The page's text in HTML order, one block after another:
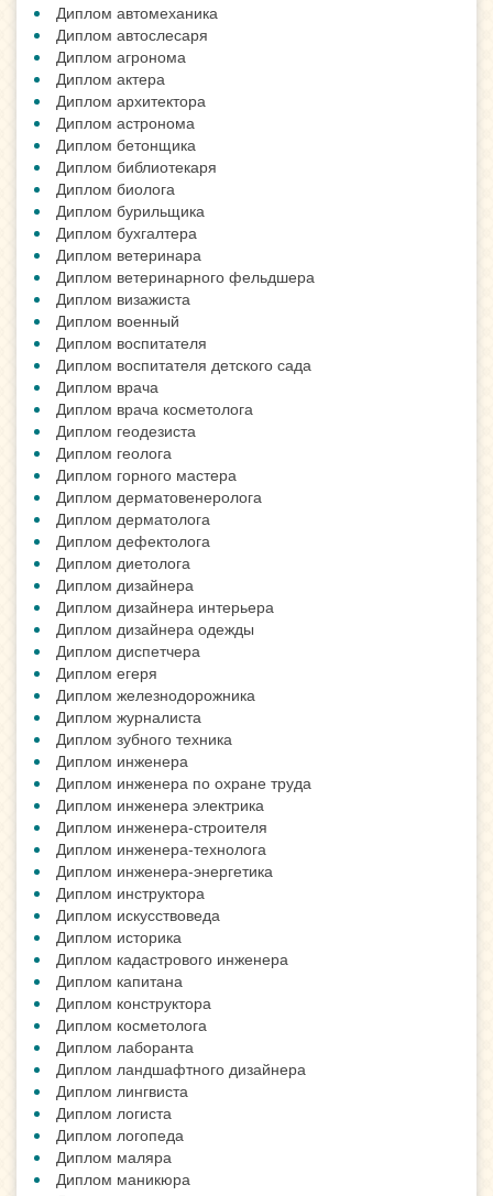
Диплом автомеханика
Диплом автослесаря
Диплом агронома
Диплом актера
Диплом архитектора
Диплом астронома
Диплом бетонщика
Диплом библиотекаря
Диплом биолога
Диплом бурильщика
Диплом бухгалтера
Диплом ветеринара
Диплом ветеринарного фельдшера
Диплом визажиста
Диплом военный
Диплом воспитателя
Диплом воспитателя детского сада
Диплом врача
Диплом врача косметолога
Диплом геодезиста
Диплом геолога
Диплом горного мастера
Диплом дерматовенеролога
Диплом дерматолога
Диплом дефектолога
Диплом диетолога
Диплом дизайнера
Диплом дизайнера интерьера
Диплом дизайнера одежды
Диплом диспетчера
Диплом егеря
Диплом железнодорожника
Диплом журналиста
Диплом зубного техника
Диплом инженера
Диплом инженера по охране труда
Диплом инженера электрика
Диплом инженера-строителя
Диплом инженера-технолога
Диплом инженера-энергетика
Диплом инструктора
Диплом искусствоведа
Диплом историка
Диплом кадастрового инженера
Диплом капитана
Диплом конструктора
Диплом косметолога
Диплом лаборанта
Диплом ландшафтного дизайнера
Диплом лингвиста
Диплом логиста
Диплом логопеда
Диплом маляра
Диплом маникюра